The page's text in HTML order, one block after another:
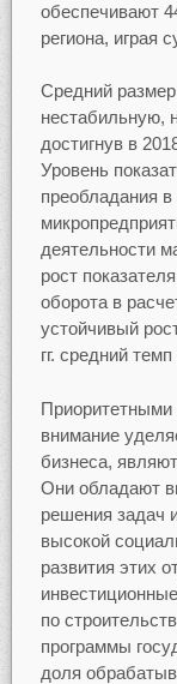
обеспечивают
региона, играя
Средний
нестабильную,
достигнув в
Уровень
преобладания
деятельности
рост
оборота в
устойчивый
гг. средний
Приоритетными
внимание
бизнеса,
Они обладают
решения задач
высокой
развития этих
по
программы
доля